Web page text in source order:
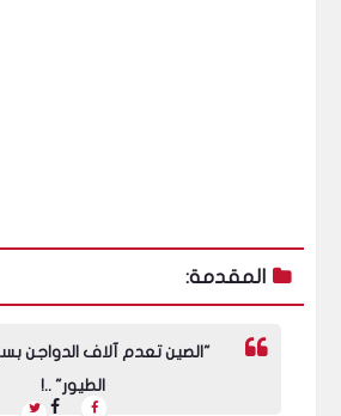
المقدمة:
"الصين تعدم آلاف الدواجن
الطيور" ..!